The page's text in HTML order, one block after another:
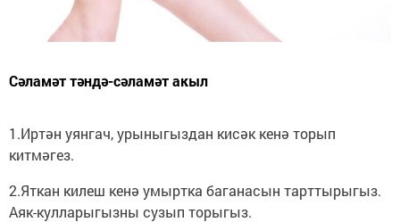
Сәламәт тәндә-сәламәт акыл
1.Иртән уянгач, урыныгыздан кисәк кенә торып
китмәгез.
2.Яткан килеш кенә умыртка баганасын тарттырыгыз.
Аяк-кулларыгызны сузып торыгыз.